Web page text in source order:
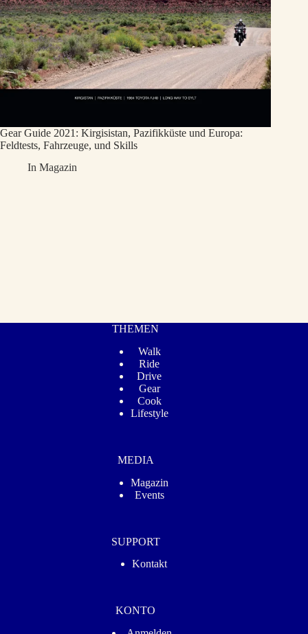
Gear Guide 2021: Kirgisistan, Pazifikküste und Europa:
Feldtests, Fahrzeuge, und Skills
In Magazin
THEMEN
Walk
Ride
Drive
Gear
Cook
Lifestyle
MEDIA
Magazin
Events
SUPPORT
Kontakt
KONTO